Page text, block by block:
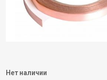
Нет наличии